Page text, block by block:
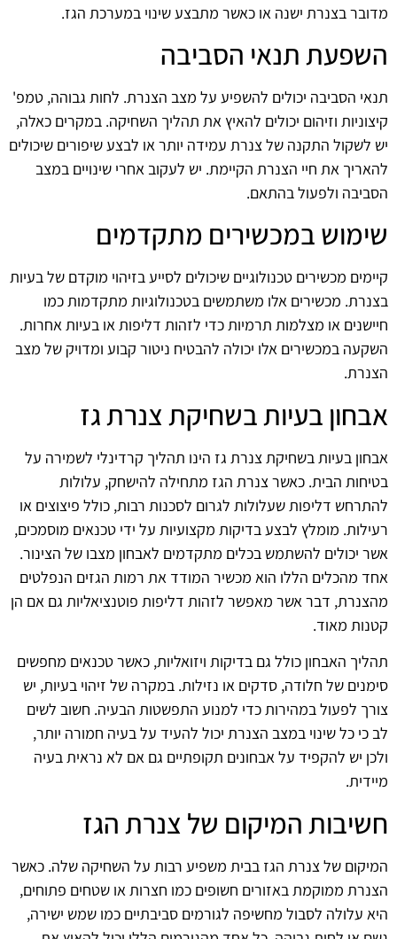
מדובר בצנרת ישנה או כאשר מתבצע שינוי במערכת הגז.
השפעת תנאי הסביבה
תנאי הסביבה יכולים להשפיע על מצב הצנרת. לחות גבוהה, טמפ'
קיצוניות וזיהום יכולים להאיץ את תהליך השחיקה. במקרים כאלה,
יש לשקול התקנה של צנרת עמידה יותר או לבצע שיפורים שיכולים
להאריך את חיי הצנרת הקיימת. יש לעקוב אחרי שינויים במצב
הסביבה ולפעול בהתאם.
שימוש במכשירים מתקדמים
קיימים מכשירים טכנולוגיים שיכולים לסייע בזיהוי מוקדם של בעיות
בצנרת. מכשירים אלו משתמשים בטכנולוגיות מתקדמות כמו
חיישנים או מצלמות תרמיות כדי לזהות דליפות או בעיות אחרות.
השקעה במכשירים אלו יכולה להבטיח ניטור קבוע ומדויק של מצב
הצנרת.
אבחון בעיות בשחיקת צנרת גז
אבחון בעיות בשחיקת צנרת גז הינו תהליך קרדינלי לשמירה על
בטיחות הבית. כאשר צנרת הגז מתחילה להישחק, עלולות
להתרחש דליפות שעלולות לגרום לסכנות רבות, כולל פיצוצים או
רעילות. מומלץ לבצע בדיקות מקצועיות על ידי טכנאים מוסמכים,
אשר יכולים להשתמש בכלים מתקדמים לאבחון מצבו של הצינור.
אחד מהכלים הללו הוא מכשיר המודד את רמות הגזים הנפלטים
מהצנרת, דבר אשר מאפשר לזהות דליפות פוטנציאליות גם אם הן
קטנות מאוד.
תהליך האבחון כולל גם בדיקות ויזואליות, כאשר טכנאים מחפשים
סימנים של חלודה, סדקים או נזילות. במקרה של זיהוי בעיות, יש
צורך לפעול במהירות כדי למנוע התפשטות הבעיה. חשוב לשים
לב כי כל שינוי במצב הצנרת יכול להעיד על בעיה חמורה יותר,
ולכן יש להקפיד על אבחונים תקופתיים גם אם לא נראית בעיה
מיידית.
חשיבות המיקום של צנרת הגז
המיקום של צנרת הגז בבית משפיע רבות על השחיקה שלה. כאשר
הצנרת ממוקמת באזורים חשופים כמו חצרות או שטחים פתוחים,
היא עלולה לסבול מחשיפה לגורמים סביבתיים כמו שמש ישירה,